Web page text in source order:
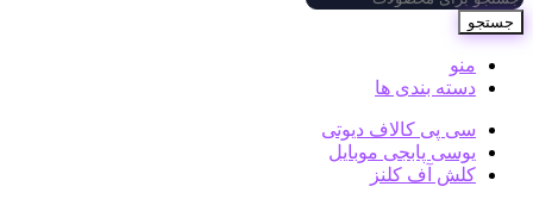
جستجو
منو
دسته بندی ها
سی پی کالاف دیوتی
یوسی پابجی موبایل
کلش آف کلنز